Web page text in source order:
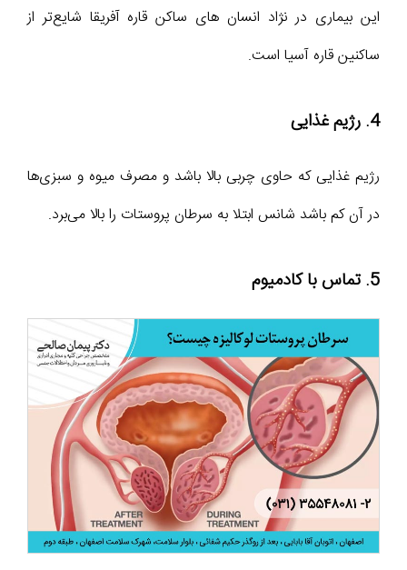
این بیماری در نژاد انسان های ساکن قاره آفریقا شایع‌تر از
ساکنین قاره آسیا است‌.
4. رژیم غذایی
رژیم غذایی که حاوی چربی بالا باشد و مصرف میوه و سبزی‌ها
در آن کم باشد شانس ابتلا به سرطان پروستات را بالا می‌برد.
5. تماس با کادمیوم